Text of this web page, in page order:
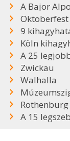
A Bajor
Oktoberfest
9
Köln
A 25
Zwickau
Walhalla
A 15